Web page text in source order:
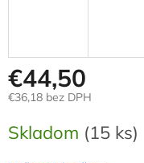
€44,50
€36,18 bez DPH
cena:
Skladom (15 ks)